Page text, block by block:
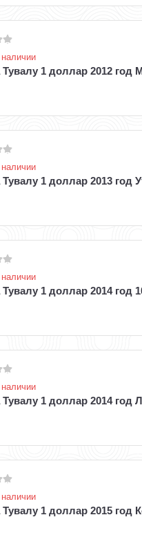
Тувалу 1 доллар 2012
1 доллар 2013 год
Тувалу 1 доллар 2014 год
Тувалу 1 доллар 2014 год
Тувалу 1 доллар 2015 год